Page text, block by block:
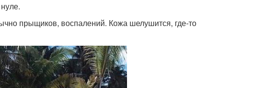
прыщиков, воспалений. Кожа шелушится, где-то